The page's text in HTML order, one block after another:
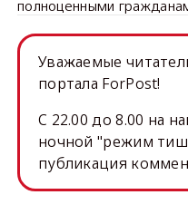
полноценными
Уважаемые
портала ForPost!
C 22.00 до 8.00 на
ночной "режим
публикация